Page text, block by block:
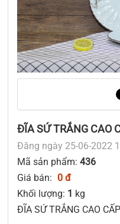
ĐĨA SỨ TRẮNG CAO
Đăng ngày 25-06-2022
Mã sản phẩm: 436
Giá bán: 0 đ
Khối lượng: 1 kg
ĐĨA SỨ TRẮNG CAO CẤP